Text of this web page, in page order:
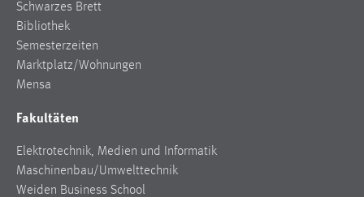
Schwarzes Brett
Bibliothek
Semesterzeiten
Marktplatz/Wohnungen
Mensa
Fakultäten
Elektrotechnik, Medien und Informatik
Maschinenbau/Umwelttechnik
Weiden Business School